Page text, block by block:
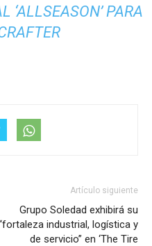
‘ALLSEASON’ PARA
Artículo siguiente
Grupo Soledad exhibirá su
industrial, logística y
de servicio” en ‘The Tire